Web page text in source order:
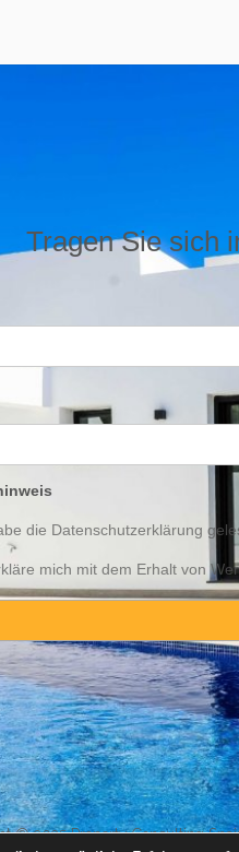
Tragen Sie sich
die Datenschutzerklärung
mich mit dem Erhalt von
© 2025 Property Consulting